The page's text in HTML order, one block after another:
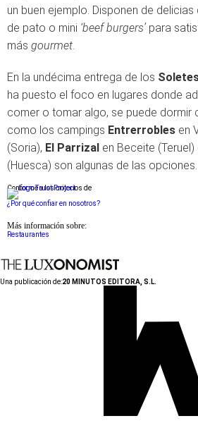
un buen ejemplo. Disponen de
de pato o mini ‘beef burgers’para
más gourmet.
En la undécima entrega de los
ha puesto el foco en lugares donde
comer o tomar algo, se puede dormir
como los campings Entrerrobles en
(Soria), El Parrizal en Beceite (Teruel)
(Huesca) son algunas de las opciones.
Conforme a los criterios de
¿Por qué confiar en nosotros?
Más información sobre:
Restaurantes
Una publicación de:20 MINUTOS EDITORA, S.L.